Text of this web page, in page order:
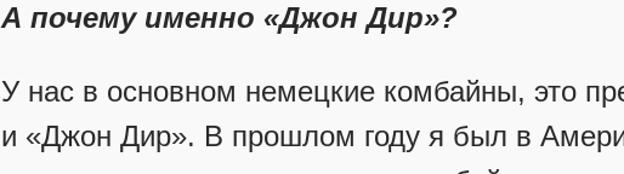
А почему именно «Джон Дир»?
У нас в основном немецкие комбайны, это
и «Джон Дир». В прошлом году я был в